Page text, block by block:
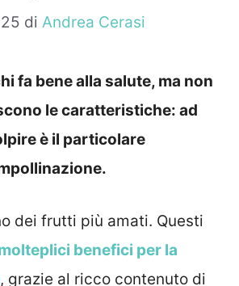
di Andrea Cerasi
fa bene alla salute, ma non
le caratteristiche: ad
è il particolare
dei frutti più amati. Questi
benefici per la
, grazie al ricco contenuto di